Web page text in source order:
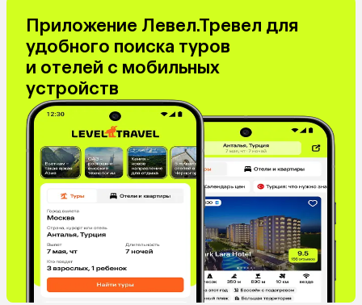
Приложение Левел.Тревел для
удобного поиска туров
и отелей с мобильных
устройств